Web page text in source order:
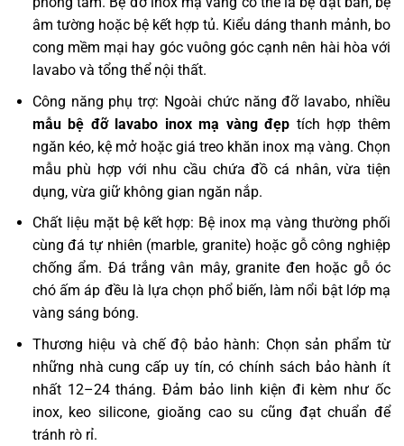
âm tường hoặc bệ kết hợp tủ. Kiểu dáng thanh mảnh, bo
cong mềm mại hay góc vuông góc cạnh nên hài hòa với
lavabo và tổng thể nội thất.
Công năng phụ trợ: Ngoài chức năng đỡ lavabo, nhiều
mẫu bệ đỡ lavabo inox mạ vàng đẹp tích hợp thêm
ngăn kéo, kệ mở hoặc giá treo khăn inox mạ vàng. Chọn
mẫu phù hợp với nhu cầu chứa đồ cá nhân, vừa tiện
dụng, vừa giữ không gian ngăn nắp.
Chất liệu mặt bệ kết hợp: Bệ inox mạ vàng thường phối
cùng đá tự nhiên (marble, granite) hoặc gỗ công nghiệp
chống ẩm. Đá trắng vân mây, granite đen hoặc gỗ óc
chó ấm áp đều là lựa chọn phổ biến, làm nổi bật lớp mạ
vàng sáng bóng.
Thương hiệu và chế độ bảo hành: Chọn sản phẩm từ
những nhà cung cấp uy tín, có chính sách bảo hành ít
nhất 12–24 tháng. Đảm bảo linh kiện đi kèm như ốc
inox, keo silicone, gioăng cao su cũng đạt chuẩn để
tránh rò rỉ.